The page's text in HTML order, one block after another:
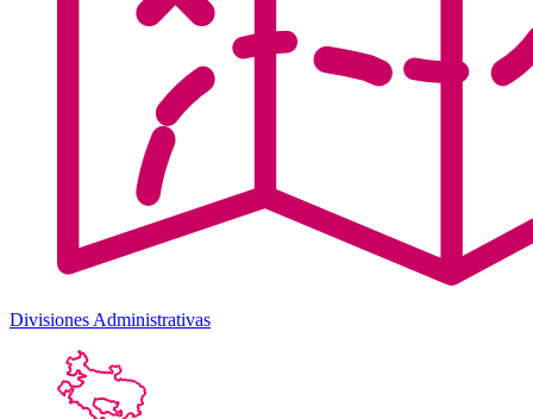
Divisiones Administrativas